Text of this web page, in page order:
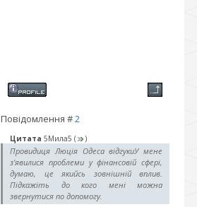
Повідомлення #2
Цитата 5Мила5 ( )
Провидиця Люція Одеса відгукиУ мене
з'явилися проблеми у фінансовій сфері,
думаю, це якийсь зовнішній вплив.
Підкажіть до кого мені можна
звернутися по допомогу.